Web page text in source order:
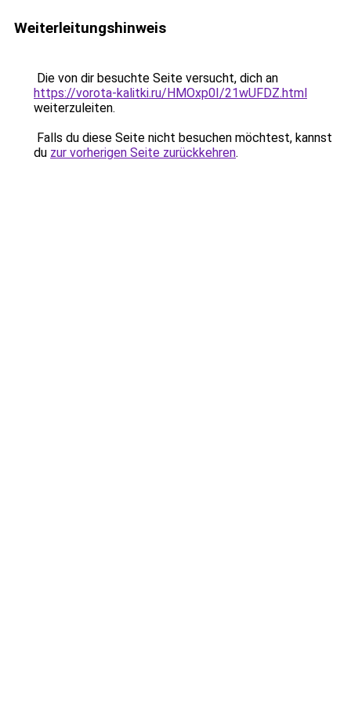
Weiterleitungshinweis
Die von dir besuchte Seite versucht, dich an
https://vorota-kalitki.ru/HMOxp0I/21wUFDZ.html
weiterzuleiten.
Falls du diese Seite nicht besuchen möchtest, kannst
du zur vorherigen Seite zurückkehren.